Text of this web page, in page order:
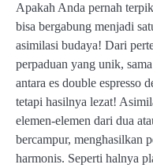
Apakah Anda pernah
bisa bergabung menjadi
asimilasi budaya! Dari
perpaduan yang unik,
antara es double espresso
tetapi hasilnya lezat!
elemen-elemen dari dua
bercampur, menghasilkan
harmonis. Seperti halnya